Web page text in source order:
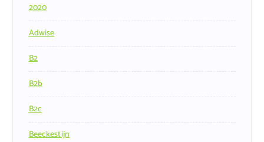
2020
Adwise
B2
B2b
B2c
Beeckestijn